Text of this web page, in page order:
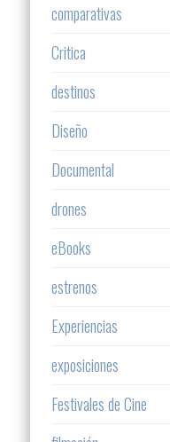
comparativas
Critica
destinos
Diseño
Documental
drones
eBooks
estrenos
Experiencias
exposiciones
Festivales de Cine